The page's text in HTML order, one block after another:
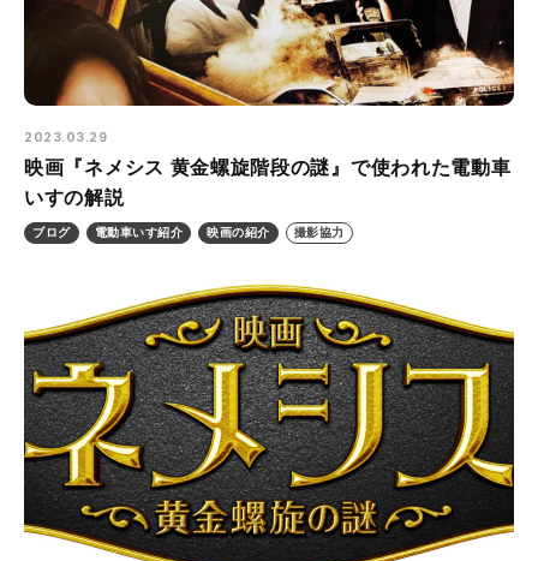
2023.03.29
映画『ネメシス 黄金螺旋階段の謎』で使われた電動車
いすの解説
ブログ 電動車いす紹介 映画の紹介 撮影協力